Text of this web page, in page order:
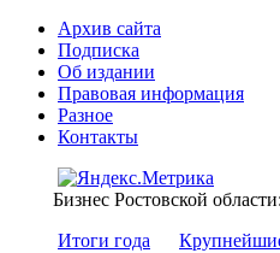
Архив сайта
Подписка
Об издании
Правовая информация
Разное
Контакты
Бизнес Ростовской
Итоги года